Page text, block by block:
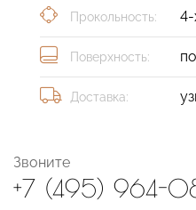
Прокольность: 4-
Поверхность:
Доставка:
Звоните
+7 (495) 964-